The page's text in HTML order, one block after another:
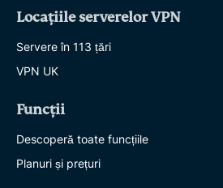
Locațiile serverelor VPN
Servere în 113 țări
VPN UK
Funcții
Descoperă toate funcțiile
Planuri și prețuri